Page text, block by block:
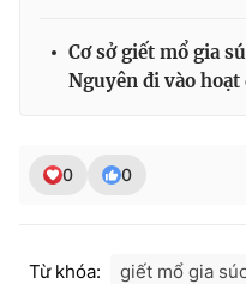
Liên hệ tòa soạn
Cơ sở giết mổ gia
Nguyên đi vào hoạt
0 0
Từ khóa: giết mổ gia